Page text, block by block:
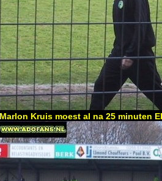
Marlon Kruis moest al na 25 minuten